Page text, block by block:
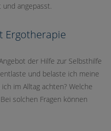
angepasst.
Ergotherapie
der Hilfe zur Selbsthilfe
und belaste ich meine
im Alltag achten? Welche
solchen Fragen können